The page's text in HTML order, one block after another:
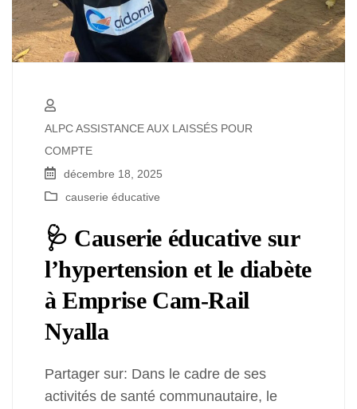
ALPC ASSISTANCE AUX LAISSÉS POUR
COMPTE
décembre 18, 2025
causerie éducative
🩺 Causerie éducative sur
l’hypertension et le diabète
à Emprise Cam-Rail
Nyalla
Partager sur: Dans le cadre de ses
activités de santé communautaire, le